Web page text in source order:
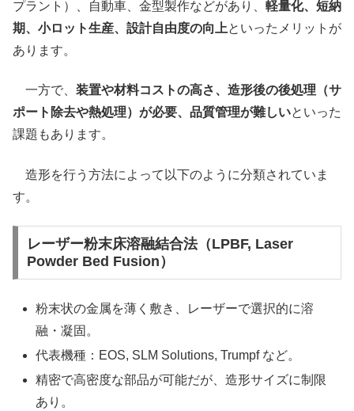
プラント）、自動車、金型製作などがあり、 軽量化、短納
期、小ロット生産、設計自由度の向上といったメリットが
あります。
一方で、 装置や材料コストの高さ、造形後の後処理（サ
ポート除去や熱処理）が必要、品質管理が難しいといった
課題もあります。
造形を行う方法によって以下のように分類されていま
す。
レーザー粉末床溶融結合法（LPBF, Laser
Powder Bed Fusion）
粉末状の金属を薄く敷き、レーザーで選択的に溶
融・凝固。
代表機種：EOS, SLM Solutions, Trumpf など。
精密で高密度な部品が可能だが、造形サイズに制限
あり。